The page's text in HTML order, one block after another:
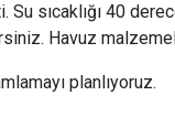
sıcaklığı 40
Havuz
planlıyoruz.